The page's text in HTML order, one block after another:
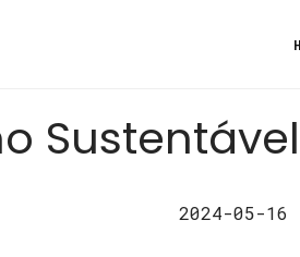
2024-05-16